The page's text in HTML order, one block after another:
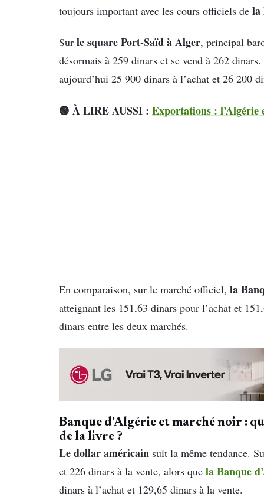
toujours important avec les cours officiels de la
Sur le square Port-Saïd à Alger, principal
désormais à 259 dinars et se vend à 262
aujourd’hui 25 900 dinars à l’achat et 26 200
🟢 À LIRE AUSSI : Exportations : l’Algérie
En comparaison, sur le marché officiel, la
atteignant les 151,63 dinars pour l’achat et
dinars entre les deux marchés.
Banque d’Algérie et marché noir :
de la livre ?
Le dollar américain suit la même tendance.
et 226 dinars à la vente, alors que la Banque
dinars à l’achat et 129,65 dinars à la vente.